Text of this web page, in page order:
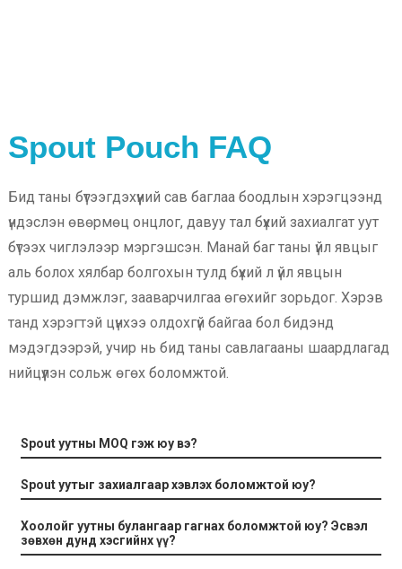
Spout Pouch FAQ
Бид таны бүтээгдэхүүний сав баглаа боодлын хэрэгцээнд
үндэслэн өвөрмөц онцлог, давуу тал бүхий захиалгат уут
бүтээх чиглэлээр мэргэшсэн. Манай баг таны үйл явцыг
аль болох хялбар болгохын тулд бүхий л үйл явцын
туршид дэмжлэг, зааварчилгаа өгөхийг зорьдог. Хэрэв
танд хэрэгтэй цүнхээ олдохгүй байгаа бол бидэнд
мэдэгдээрэй, учир нь бид таны савлагааны шаардлагад
нийцүүлэн сольж өгөх боломжтой.
Spout уутны MOQ гэж юу вэ?
Spout уутыг захиалгаар хэвлэх боломжтой юу?
Хоолойг уутны булангаар гагнах боломжтой юу? Эсвэл
зөвхөн дунд хэсгийнх үү?